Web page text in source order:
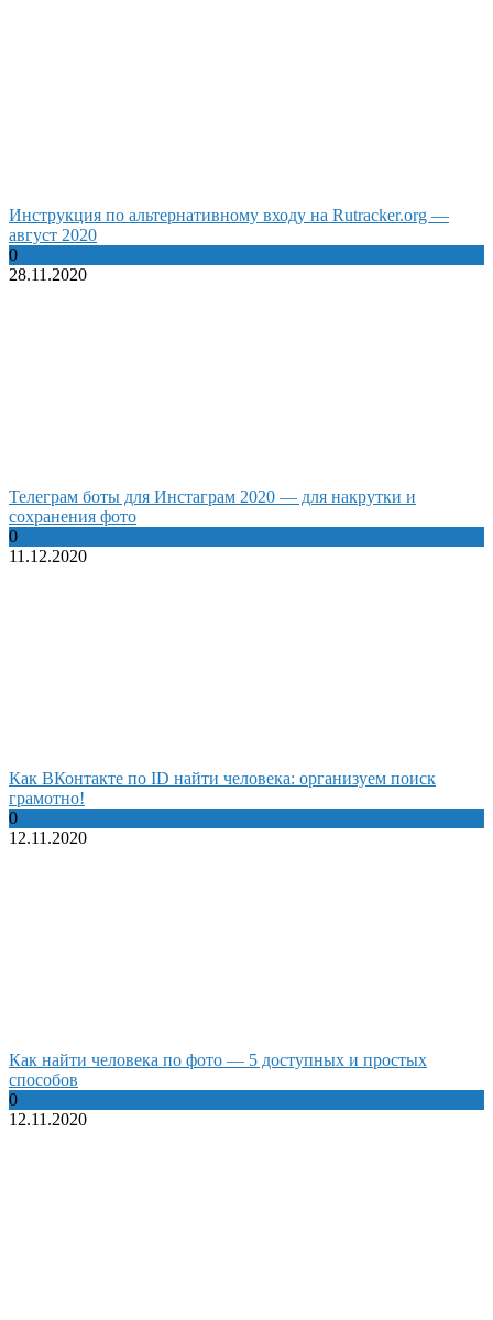
Инструкция по альтернативному входу на Rutracker.org —
август 2020
0
28.11.2020
Телеграм боты для Инстаграм 2020 — для накрутки и
сохранения фото
0
11.12.2020
Как ВКонтакте по ID найти человека: организуем поиск
грамотно!
0
12.11.2020
Как найти человека по фото — 5 доступных и простых
способов
0
12.11.2020